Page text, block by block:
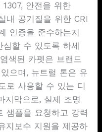
안전을 위한
내 공기질을 위한 CRI
인증을 준수하는지
할 수 있도록 하세
색된 카펫은 브랜드
으며, 뉴트럴 톤은 유
로 사용할 수 있는 디
지막으로, 실제 조명
샘플을 요청하고 강력
지보수 지원을 제공하